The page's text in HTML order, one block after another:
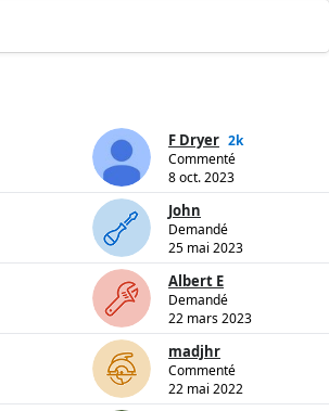
F Dryer 2k
Commenté
8 oct. 2023
John
Demandé
25 mai 2023
Albert E
Demandé
22 mars 2023
madjhr
Commenté
22 mai 2022